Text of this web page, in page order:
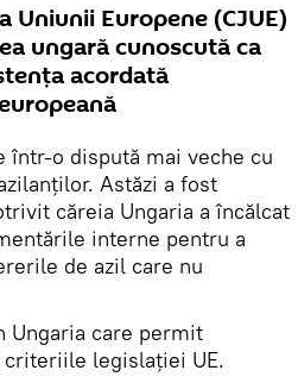
Uniunii Europene (CJUE)
ungară cunoscută ca
acordată
într-o dispută mai veche cu
Astăzi a fost
căreia Ungaria a încălcat
interne pentru a
de azil care nu
Ungaria care permit
legislaţiei UE.